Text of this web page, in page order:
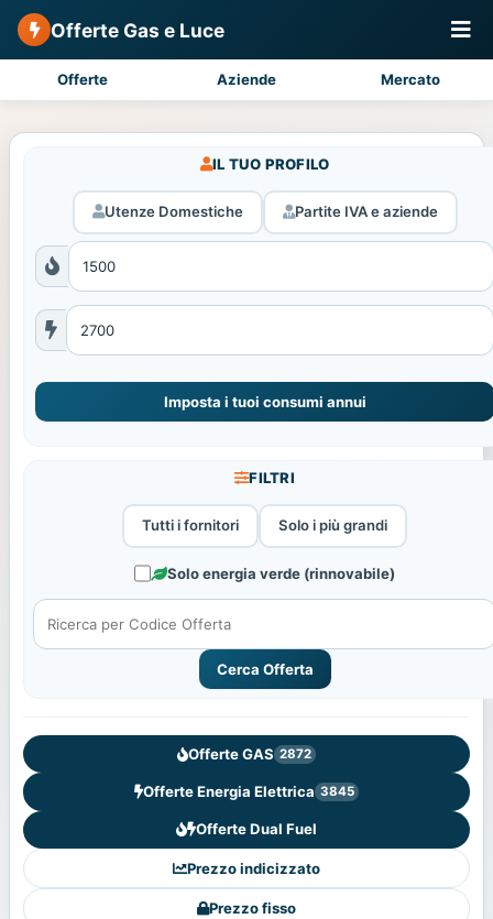
Offerte Gas e Luce
Offerte Aziende Mercato
IL TUO PROFILO
Utenze Domestiche Partite IVA e aziende
Imposta i tuoi consumi annui
FILTRI
Tutti i fornitori Solo i più grandi
Solo energia verde (rinnovabile)
Cerca Offerta
Offerte GAS 2872
Offerte Energia Elettrica 3845
Offerte Dual Fuel
Prezzo indicizzato
Prezzo fisso